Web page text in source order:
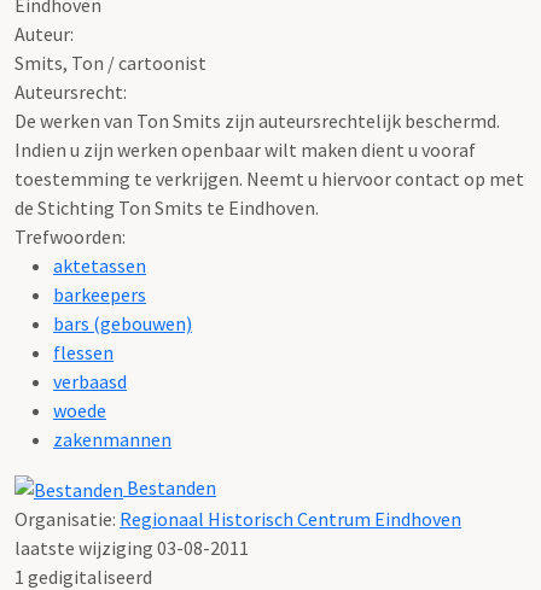
Auteur:
Smits, Ton / cartoonist
Auteursrecht:
De werken van Ton Smits zijn auteursrechtelijk beschermd.
Indien u zijn werken openbaar wilt maken dient u vooraf
toestemming te verkrijgen. Neemt u hiervoor contact op met
de Stichting Ton Smits te Eindhoven.
Trefwoorden:
aktetassen
barkeepers
bars (gebouwen)
flessen
verbaasd
woede
zakenmannen
Bestanden
Organisatie: Regionaal Historisch Centrum Eindhoven
laatste wijziging 03-08-2011
1 gedigitaliseerd